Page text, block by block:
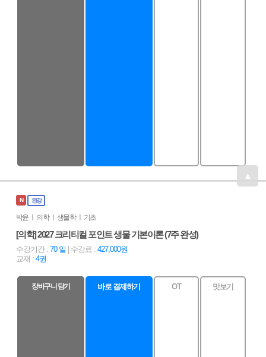
▲
N 완강
박윤 ㅣ 의학 ㅣ 생물학 ㅣ 기초
[의학] 2027 크리티컬 포인트 생물 기본이론 (7주 완성)
수강기간 : 70 일 | 수강료 : 427,000원
교재 : 4권
장바구니 담기 바로 결제하기 OT 맛보기